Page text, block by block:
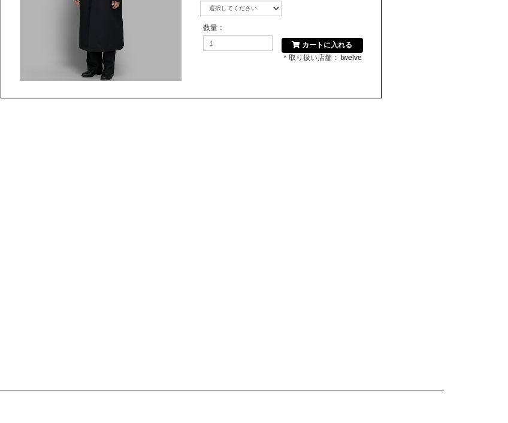
数量：
カートに入れる
＊取り扱い店舗： twelve